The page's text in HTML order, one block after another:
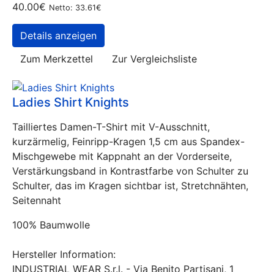
40.00€ Netto: 33.61€
Details anzeigen
Zum Merkzettel
Zur Vergleichsliste
Ladies Shirt Knights
Tailliertes Damen-T-Shirt mit V-Ausschnitt,
kurzärmelig, Feinripp-Kragen 1,5 cm aus Spandex-
Mischgewebe mit Kappnaht an der Vorderseite,
Verstärkungsband in Kontrastfarbe von Schulter zu
Schulter, das im Kragen sichtbar ist, Stretchnähten,
Seitennaht
100% Baumwolle
Hersteller Information:
INDUSTRIAL WEAR S.r.l. - Via Benito Partisani, 1